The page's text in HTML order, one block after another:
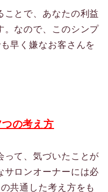
ことで、あなたの利益
。なので、このシンプ
早く嫌なお客さんを
の考え方
って、気づいたことが
サロンオーナーには必
共通した考え方をも